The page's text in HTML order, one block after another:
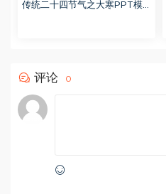
传统二十四节气之大寒PPT模
评论 0